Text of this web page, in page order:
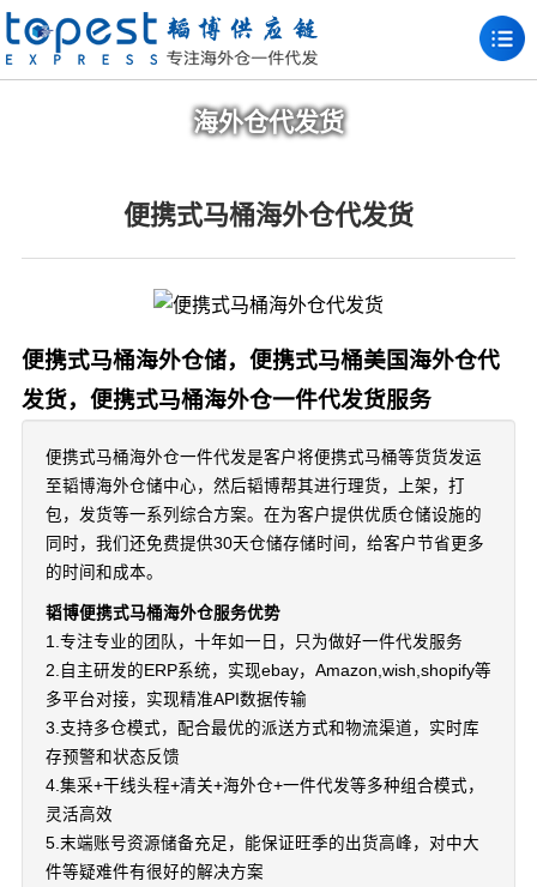
海外仓代发货
便携式马桶海外仓代发货
便携式马桶海外仓储，便携式马桶美国海外仓代
发货，便携式马桶海外仓一件代发货服务
便携式马桶海外仓一件代发是客户将便携式马桶等货货发运
至韬博海外仓储中心，然后韬博帮其进行理货，上架，打
包，发货等一系列综合方案。在为客户提供优质仓储设施的
同时，我们还免费提供30天仓储存储时间，给客户节省更多
的时间和成本。
韬博便携式马桶海外仓服务优势
1.专注专业的团队，十年如一日，只为做好一件代发服务
2.自主研发的ERP系统，实现ebay，Amazon,wish,shopify等
多平台对接，实现精准API数据传输
3.支持多仓模式，配合最优的派送方式和物流渠道，实时库
存预警和状态反馈
4.集采+干线头程+清关+海外仓+一件代发等多种组合模式，
灵活高效
5.末端账号资源储备充足，能保证旺季的出货高峰，对中大
件等疑难件有很好的解决方案